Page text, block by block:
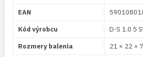
EAN
Kód výrobcu
D-S 1.0 5
Rozmery balenia
21 × 22 ×